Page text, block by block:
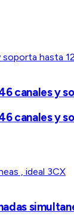
canales y
canales y